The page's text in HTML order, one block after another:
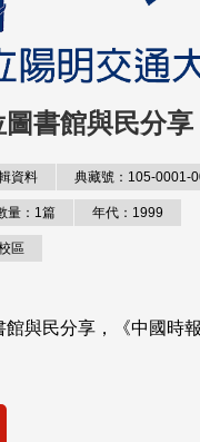
書館與民分享
資料 典藏號：105-0001-
量：1篇 年代：1999
區
館與民分享，《中國時